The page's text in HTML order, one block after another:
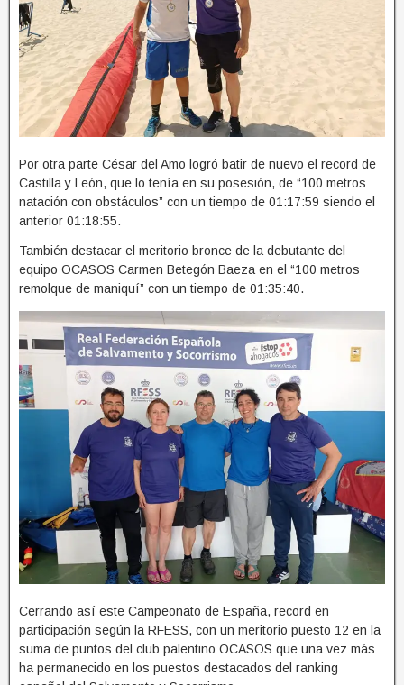
Por otra parte César del Amo logró batir de nuevo el record de
Castilla y León, que lo tenía en su posesión, de “100 metros
natación con obstáculos” con un tiempo de 01:17:59 siendo el
anterior 01:18:55.
También destacar el meritorio bronce de la debutante del
equipo OCASOS Carmen Betegón Baeza en el “100 metros
remolque de maniquí” con un tiempo de 01:35:40.
Cerrando así este Campeonato de España, record en
participación según la RFESS, con un meritorio puesto 12 en la
suma de puntos del club palentino OCASOS que una vez más
ha permanecido en los puestos destacados del ranking